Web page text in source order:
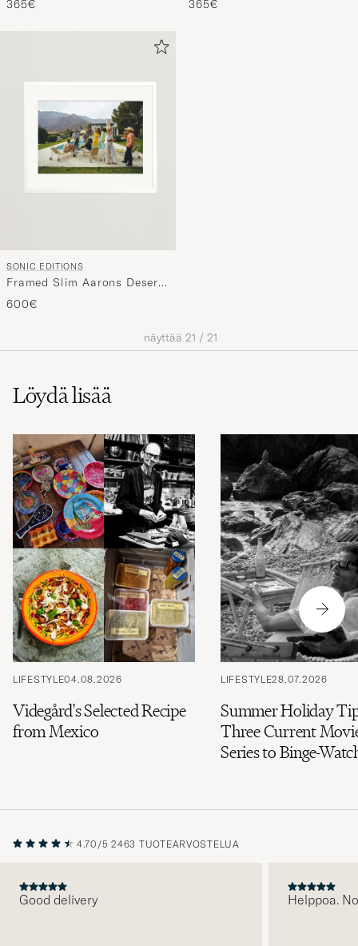
365€
365€
SONIC EDITIONS
Framed Slim Aarons Desert
House Party
600€
näyttää 21 / 21
Löydä lisää
LIFESTYLE04.08.2026
Videgård's Selected Recipe
from Mexico
LIFESTYLE28.07.2026
Summer Holiday
Three Current
Series to Binge-
4.70/5 2463 TUOTEARVOSTELUA
Good delivery Helppoa.